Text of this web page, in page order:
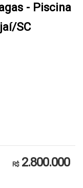
- Piscina
SC
R$2.800.000